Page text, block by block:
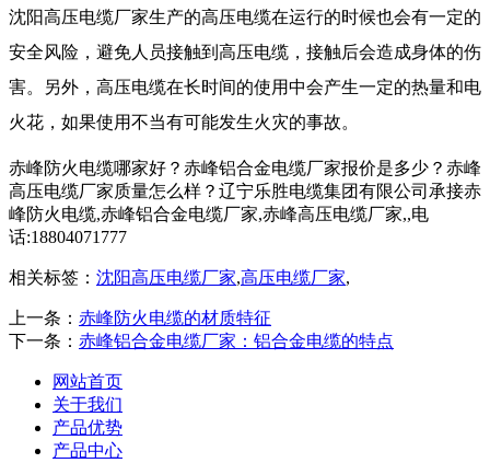
沈阳高压电缆厂家生产的高压电缆在运行的时候也会有一定的
安全风险，避免人员接触到高压电缆，接触后会造成身体的伤
害。另外，高压电缆在长时间的使用中会产生一定的热量和电
火花，如果使用不当有可能发生火灾的事故。
赤峰防火电缆哪家好？赤峰铝合金电缆厂家报价是多少？赤峰
高压电缆厂家质量怎么样？辽宁乐胜电缆集团有限公司承接赤
峰防火电缆,赤峰铝合金电缆厂家,赤峰高压电缆厂家,,电
话:18804071777
相关标签： 沈阳高压电缆厂家,高压电缆厂家,
上一条： 赤峰防火电缆的材质特征
下一条： 赤峰铝合金电缆厂家：铝合金电缆的特点
网站首页
关于我们
产品优势
产品中心